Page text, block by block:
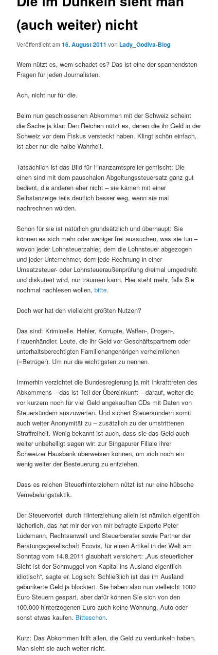
(auch weiter) nicht
Veröffentlicht am16. August 2011 von Lady_Godiva-Blog
Wem nützt es, wem schadet es? Das ist eine der spannendsten
Fragen für jeden Journalisten.
Ach, nicht nur für die.
Beim nun geschlossenen Abkommen mit der Schweiz scheint
die Sache ja klar: Den Reichen nützt es, denen die ihr Geld in der
Schweiz vor dem Fiskus versteckt haben. Klingt schön einfach,
ist aber nur die halbe Wahrheit.
Tatsächlich ist das Bild für Finanzamtspreller gemischt: Die
einen sind mit dem pauschalen Abgeltungssteuersatz ganz gut
bedient, die anderen eher nicht – sie kämen mit einer
Selbstanzeige teils deutlich besser weg, wenn sie mal
nachrechnen würden.
Schön für sie ist natürlich grundsätzlich und überhaupt: Sie
können es sich mehr oder weniger frei aussuchen, was sie tun –
wovon jeder Lohnsteuerzahler, dem die Lohnsteuer abgezogen
und jeder Unternehmer, dem jede Rechnung in einer
Umsatzsteuer- oder Lohnsteueraußenprüfung dreimal umgedreht
und diskutiert wird, nur träumen kann. Hier steht mehr, falls Sie
nochmal nachlesen wollen,bitte.
Doch wer hat den vielleicht größten Nutzen?
Das sind: Kriminelle. Hehler, Korrupte, Waffen-, Drogen-,
Frauenhändler. Leute, die ihr Geld vor Geschäftspartnern oder
unterhaltsberechtigten Familienangehörigen verheimlichen
(=Betrüger). Um nur die wichtigsten zu nennen.
Immerhin verzichtet die Bundesregierung ja mit Inkrafttreten des
Abkommens – das ist Teil der Übereinkunft – darauf, weiter die
vor kurzem noch für viel Geld angekauften CDs mit Daten von
Steuersündern auszuwerten. Und sichert Steuersündern somit
auch weiter Anonymität zu – zusätzlich zu der umstrittenen
Straffreiheit. Wenig bekannt ist auch, dass sie das Geld auch
weiter unbehelligt sagen wir: zur Singapurer Filiale ihrer
Schweizer Hausbank überweisen können, um sich noch ein
wenig weiter der Besteuerung zu entziehen.
Dass es reichen Steuerhinterziehern nützt ist nur eine hübsche
Vernebelungstaktik.
Der Steuervorteil durch Hinterziehung allein ist nämlich eigentlich
lächerlich, das hat mir der von mir befragte Experte Peter
Lüdemann, Rechtsanwalt und Steuerberater sowie Partner der
Beratungsgesellschaft Ecovis, für einen Artikel in der Welt am
Sonntag vom 14.8.2011 glaubhaft versichert: „Aus steuerlicher
Sicht ist der Schmuggel von Kapital ins Ausland eigentlich
idiotisch“, sagte er. Logisch: Schließlich ist das im Ausland
gebunkerte Geld ja blockiert. Sie haben also nun vielleicht 1000
Euro Steuern gespart, aber dafür können Sie sich von den
100.000 hinterzogenen Euro auch keine Wohnung, Auto oder
sonst etwas kaufen. Bitteschön.
Kurz: Das Abkommen hilft allen, die Geld zu verdunkeln haben.
Man sieht sie auch weiter nicht.